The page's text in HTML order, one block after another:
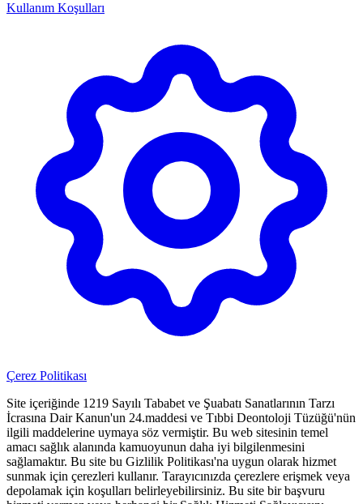
Kullanım Koşulları
Çerez Politikası
Site içeriğinde 1219 Sayılı Tababet ve Şuabatı Sanatlarının Tarzı
İcrasına Dair Kanun'un 24.maddesi ve Tıbbi Deontoloji Tüzüğü'nün
ilgili maddelerine uymaya söz vermiştir. Bu web sitesinin temel
amacı sağlık alanında kamuoyunun daha iyi bilgilenmesini
sağlamaktır. Bu site bu Gizlilik Politikası'na uygun olarak hizmet
sunmak için çerezleri kullanır. Tarayıcınızda çerezlere erişmek veya
depolamak için koşulları belirleyebilirsiniz. Bu site bir başvuru